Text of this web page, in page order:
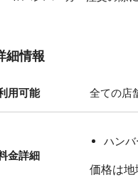
細情報
用可能 全ての店
金詳細
ハン
価格は地